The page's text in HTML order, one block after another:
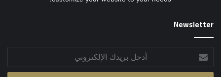
Newsletter
بريدك
الإلكتروني